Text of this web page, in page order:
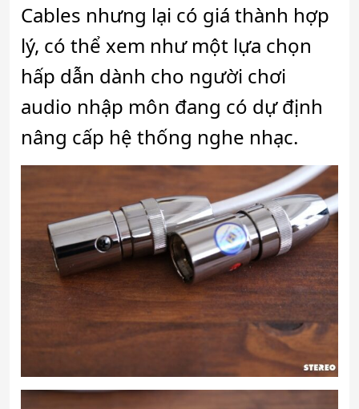
Cables nhưng lại có giá thành hợp
lý, có thể xem như một lựa chọn
hấp dẫn dành cho người chơi
audio nhập môn đang có dự định
nâng cấp hệ thống nghe nhạc.